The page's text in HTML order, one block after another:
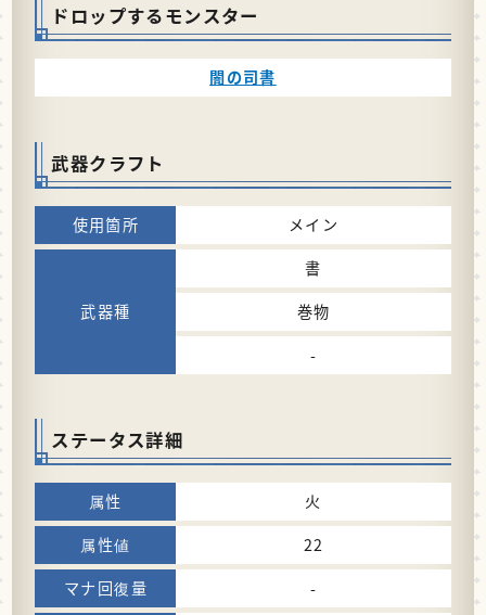
ドロップするモンスター
闇の司書
武器クラフト
メイン
書
巻物
-
ステータス詳細
火
22
-